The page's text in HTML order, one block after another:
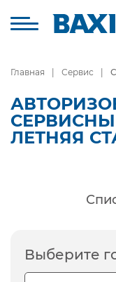
Главная Сервис
ЛЕТНЯЯ
Выберите